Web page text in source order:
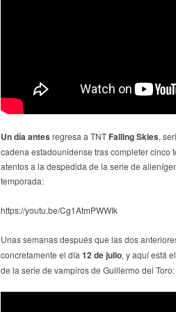
Un día antes regresa a TNT Falling Skies,
cadena estadounidense tras completer cinco
atentos a la despedida de la serie de
temporada:
https://youtu.be/Cg1AtmPWWIk
Unas semanas después que las dos
concretamente el día 12 de julio, y aquí está
de la serie de vampiros de Guillermo del Toro: